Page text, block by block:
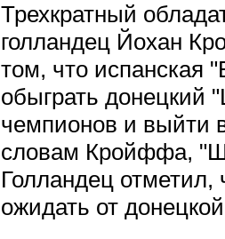
Трехкратный
голландец Йохан
том, что испанская
обыграть донецкий
чемпионов и выйти
словам Кройффа,
Голландец отметил,
ожидать от